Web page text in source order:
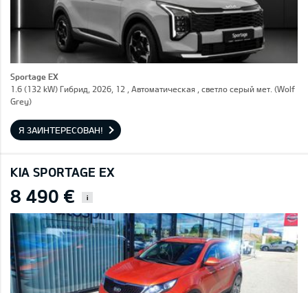
Sportage EX
1.6 (132 kW) Гибрид, 2026, 12 , Автоматическая , светло серый мет. (Wolf
Grey)
Я ЗАИНТЕРЕСОВАН!
KIA SPORTAGE EX
8 490 € i